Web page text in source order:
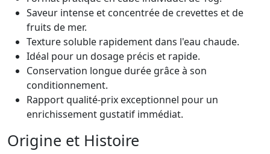
Saveur intense et concentrée de crevettes et de
fruits de mer.
Texture soluble rapidement dans l'eau chaude.
Idéal pour un dosage précis et rapide.
Conservation longue durée grâce à son
conditionnement.
Rapport qualité-prix exceptionnel pour un
enrichissement gustatif immédiat.
Origine et Histoire